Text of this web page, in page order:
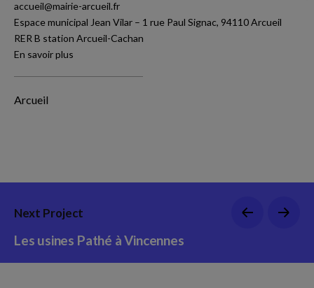
accueil@mairie-arcueil.fr
Espace municipal Jean Vilar – 1 rue Paul Signac, 94110 Arcueil
RER B station Arcueil-Cachan
En savoir plus
Arcueil
Next Project
Les usines Pathé à Vincennes